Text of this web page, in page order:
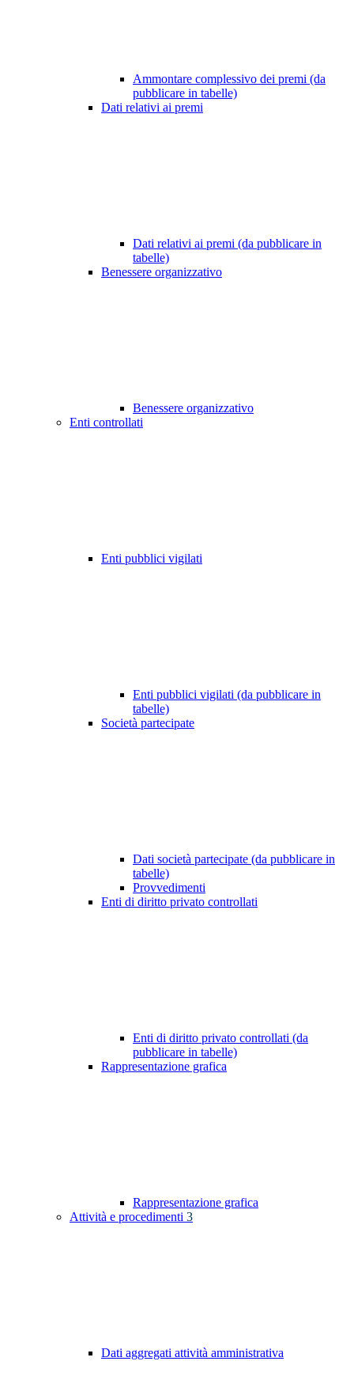
Ammontare complessivo dei premi (da
pubblicare in tabelle)
Dati relativi ai premi
Dati relativi ai premi (da pubblicare in
tabelle)
Benessere organizzativo
Benessere organizzativo
Enti controllati
Enti pubblici vigilati
Enti pubblici vigilati (da pubblicare in
tabelle)
Società partecipate
Dati società partecipate (da pubblicare in
tabelle)
Provvedimenti
Enti di diritto privato controllati
Enti di diritto privato controllati (da
pubblicare in tabelle)
Rappresentazione grafica
Rappresentazione grafica
Attività e procedimenti 3
Dati aggregati attività amministrativa